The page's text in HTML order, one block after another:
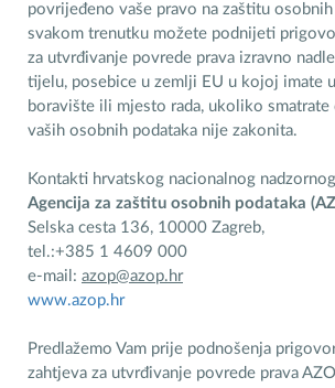
povrijeđeno vaše pravo na zaštitu osobnih
svakom trenutku možete podnijeti
za utvrđivanje povrede prava izravno
tijelu, posebice u zemlji EU u kojoj imate
boravište ili mjesto rada, ukoliko smatrate
vaših osobnih podataka nije zakonita.
Kontakti hrvatskog nacionalnog
Agencija za zaštitu osobnih podataka
Selska cesta 136, 10000 Zagreb,
tel.:+385 1 4609 000
e-mail: azop@azop.hr
www.azop.hr
Predlažemo Vam prije podnošenja
zahtjeva za utvrđivanje povrede prava